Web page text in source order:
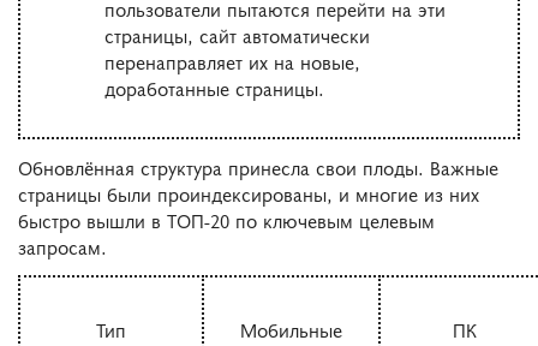
пользователи пытаются перейти на эти
страницы, сайт автоматически
перенаправляет их на новые,
доработанные страницы.
Обновлённая структура принесла свои плоды. Важные
страницы были проиндексированы, и многие из них
быстро вышли в ТОП-20 по ключевым целевым
запросам.
Тип
Мобильные
ПК